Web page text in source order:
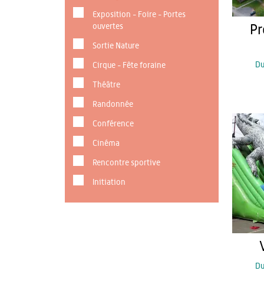
Exposition - Foire - Portes
ouvertes
Sortie Nature
Cirque - Fête foraine
Théâtre
Randonnée
Conférence
Cinéma
Rencontre sportive
Initiation